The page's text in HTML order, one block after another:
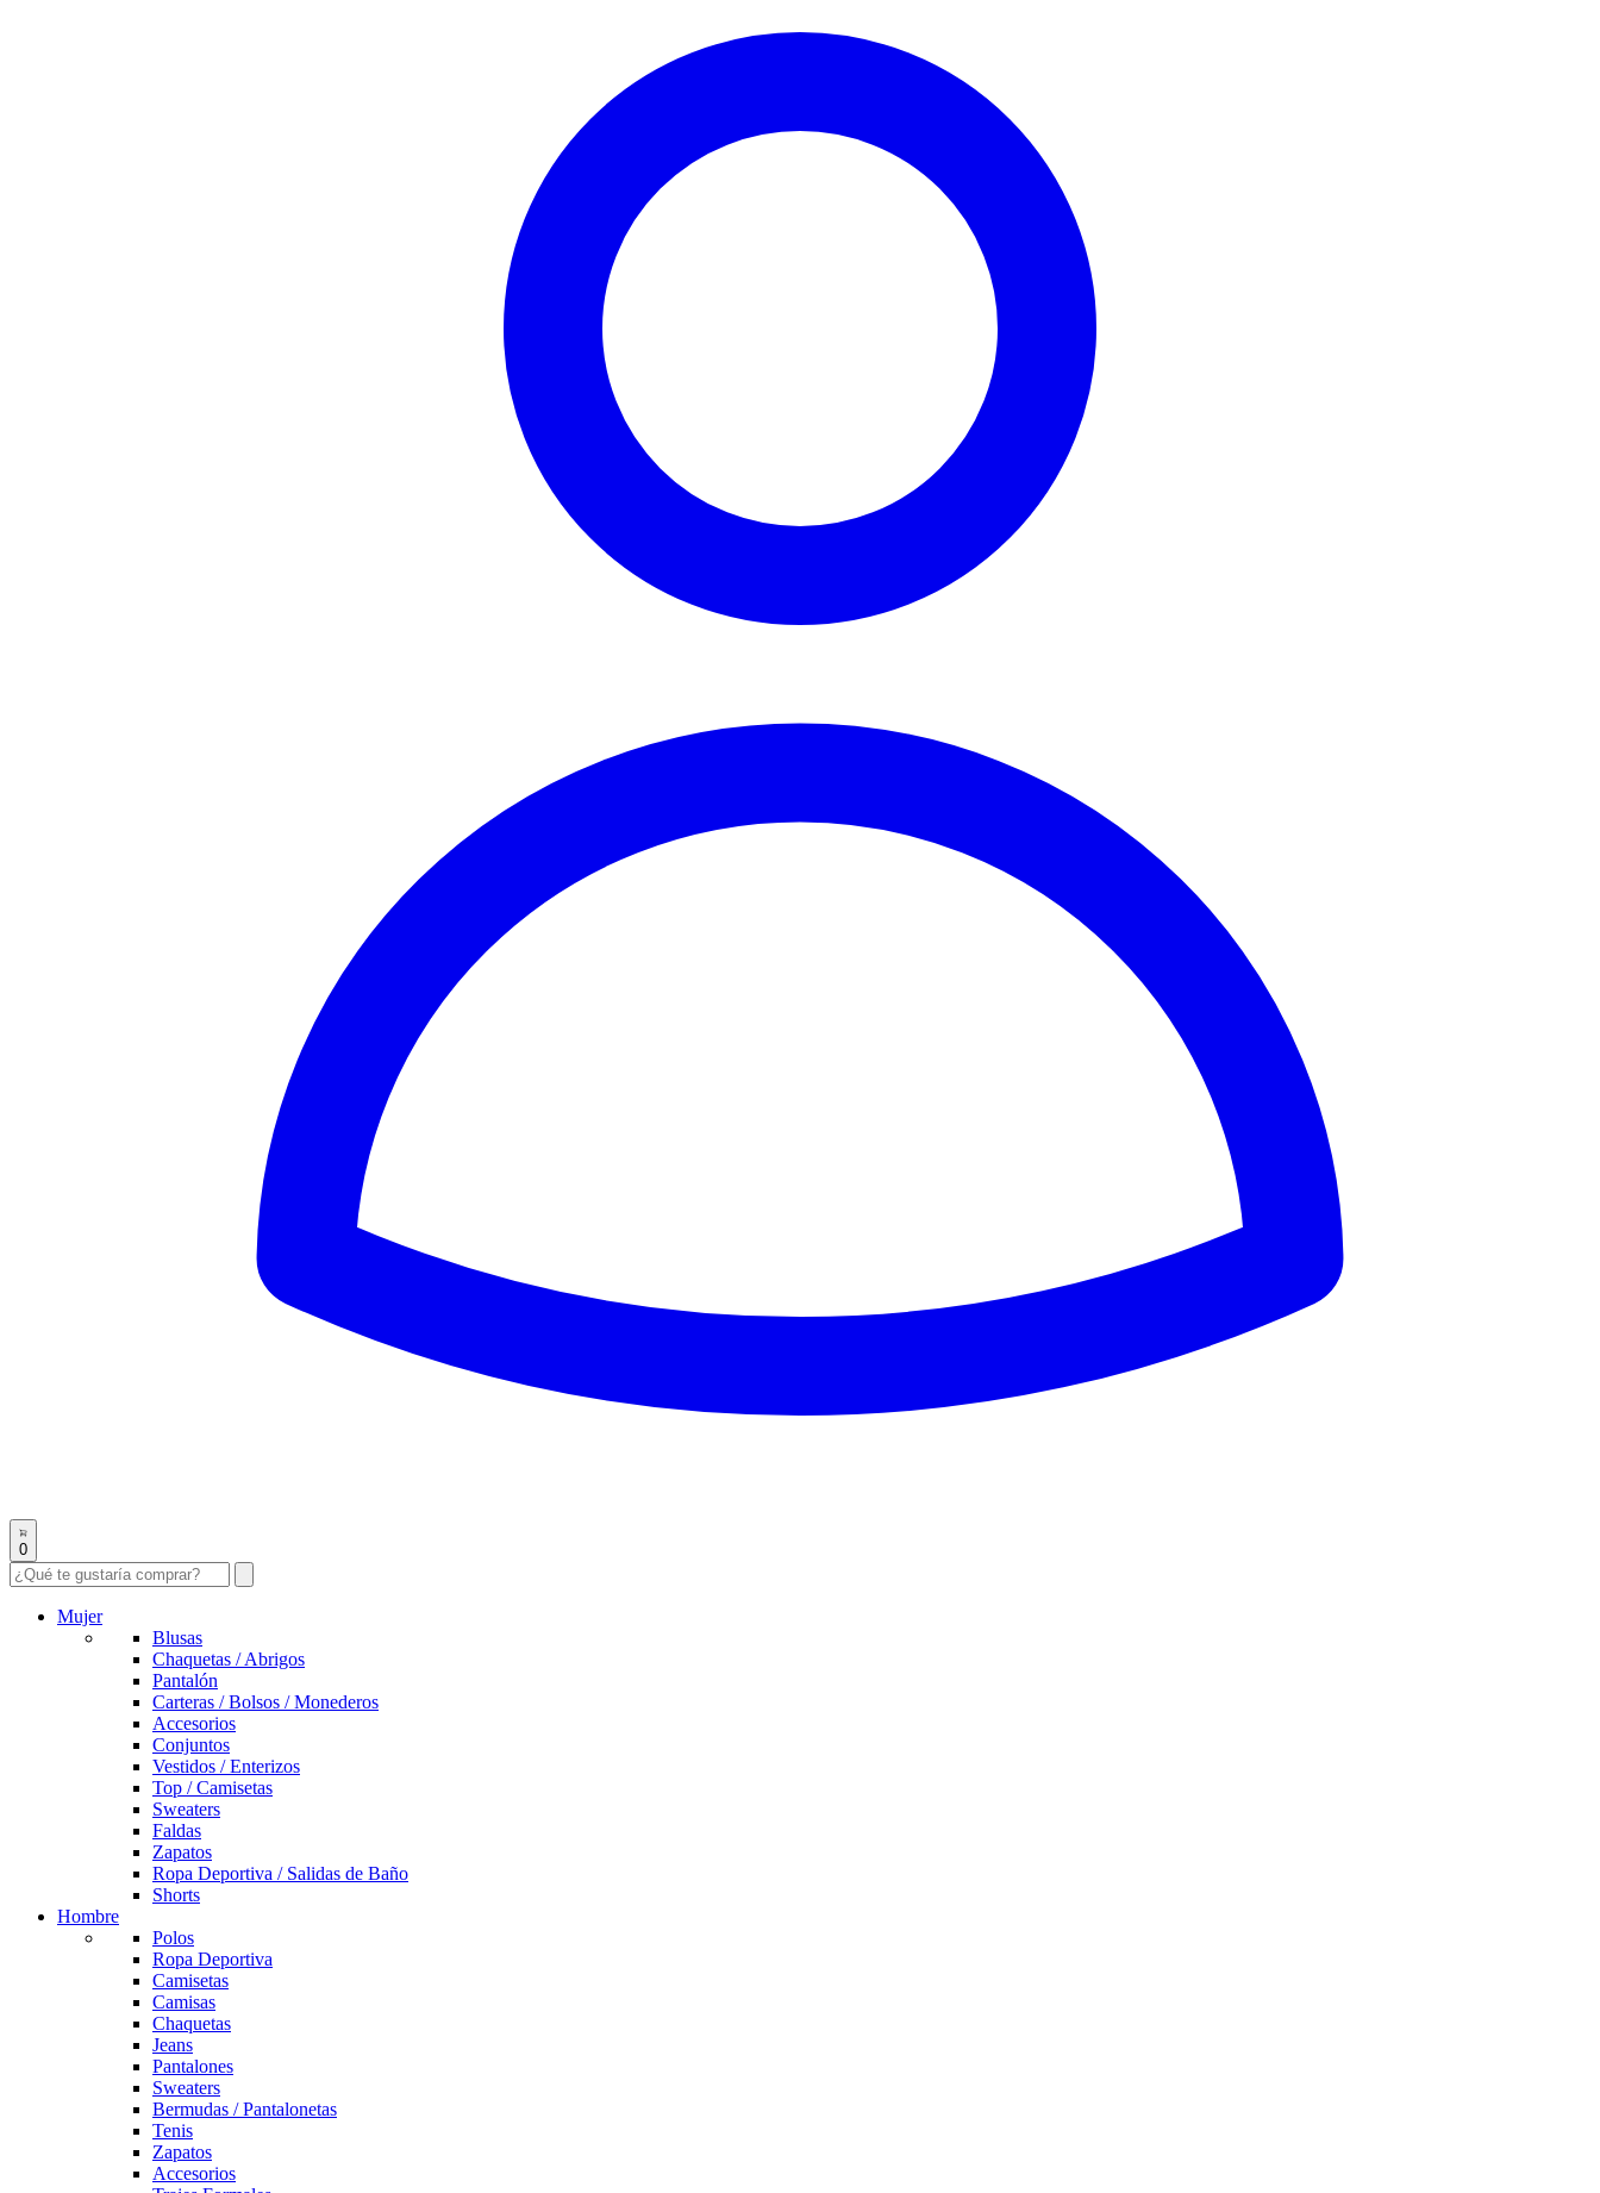
0
Mujer
Blusas
Chaquetas / Abrigos
Pantalón
Carteras / Bolsos / Monederos
Accesorios
Conjuntos
Vestidos / Enterizos
Top / Camisetas
Sweaters
Faldas
Zapatos
Ropa Deportiva / Salidas de Baño
Shorts
Hombre
Polos
Ropa Deportiva
Camisetas
Camisas
Chaquetas
Jeans
Pantalones
Sweaters
Bermudas / Pantalonetas
Tenis
Zapatos
Accesorios